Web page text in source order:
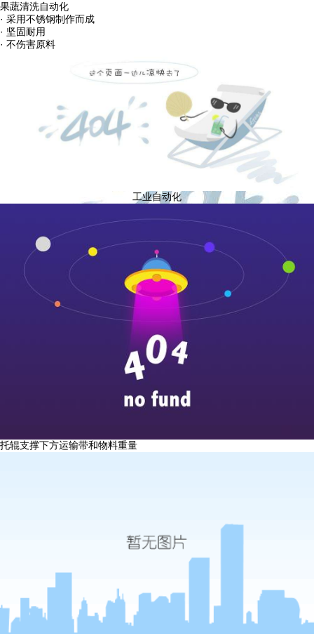
果蔬清洗自动化
· 采用不锈钢制作而成
· 坚固耐用
· 不伤害原料
工业自动化
托辊支撑下方运输带和物料重量